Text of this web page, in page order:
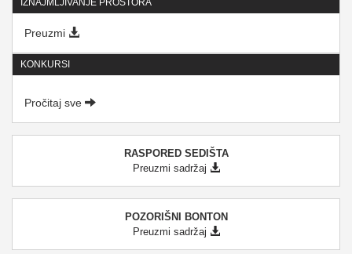
Preuzmi
KONKURSI
Pročitaj sve
RASPORED SEDIŠTA
Preuzmi sadržaj
POZORIŠNI BONTON
Preuzmi sadržaj